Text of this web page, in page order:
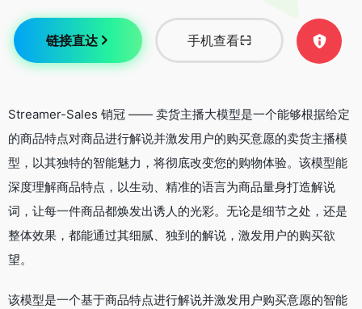
链接直达 手机查看
Streamer-Sales 销冠 —— 卖货主播大模型是一个能够根据给定
的商品特点对商品进行解说并激发用户的购买意愿的卖货主播模
型，以其独特的智能魅力，将彻底改变您的购物体验。该模型能
深度理解商品特点，以生动、精准的语言为商品量身打造解说
词，让每一件商品都焕发出诱人的光彩。无论是细节之处，还是
整体效果，都能通过其细腻、独到的解说，激发用户的购买欲
望。
该模型是一个基于商品特点进行解说并激发用户购买意愿的智能